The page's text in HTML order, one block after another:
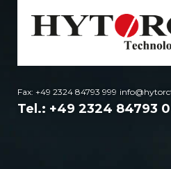
Fax: +49 2324 84793 999
Tel.: +49 2324 84793 0